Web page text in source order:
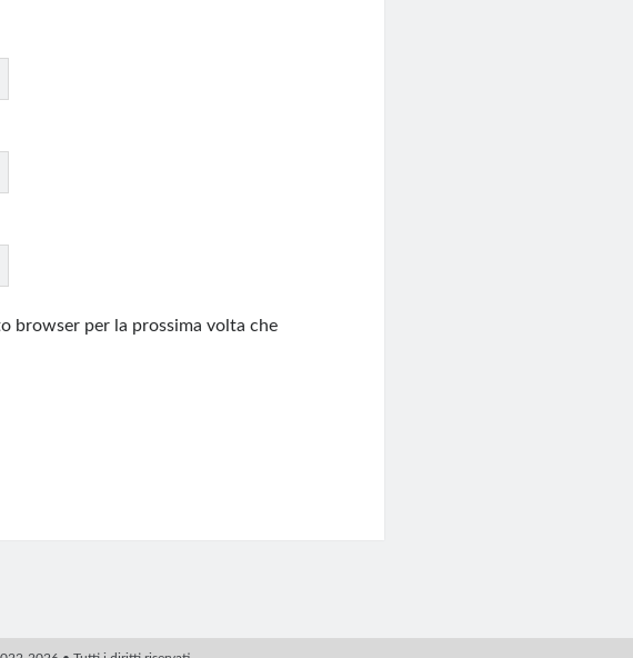
browser per la prossima volta che